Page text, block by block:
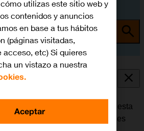
tema
Maps
Maps, es necesario instalar esta
de instalar Google Maps, es
utilizas este sitio web y
contenidos y anuncios
en base a tus hábitos
(páginas visitadas,
acceso, etc) Si quieres
un vistazo a nuestra
Aceptar